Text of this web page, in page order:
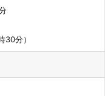
分）